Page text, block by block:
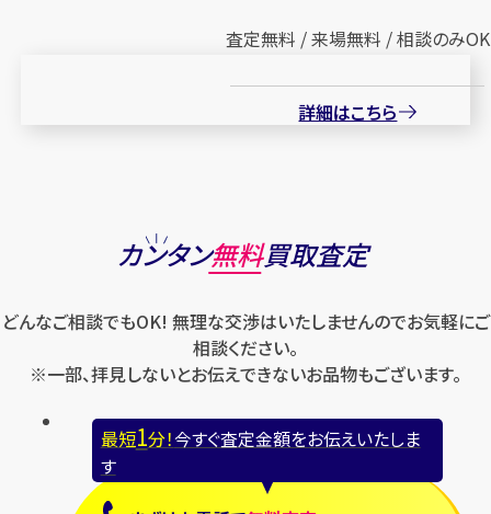
査定無料 / 来場無料 / 相談のみOK
詳細はこちら
カンタン無料買取査定
どんなご相談でもOK! 無理な交渉はいたしませんのでお気軽にご
相談ください。
※一部、拝見しないとお伝えできないお品物もございます。
最短1分！今すぐ査定金額をお伝えいたしま
す